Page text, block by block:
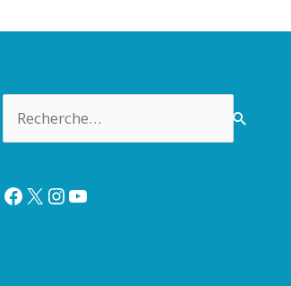
Facebook
X Instagram
YouTube